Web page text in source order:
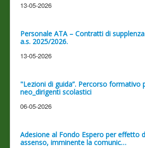
13-05-2026
Personale ATA – Contratti di
a.s. 2025/2026.
13-05-2026
"Lezioni di guida”. Percorso formativo
neo_dirigenti scolastici
06-05-2026
Adesione al Fondo Espero per effetto
assenso, imminente la comunic…